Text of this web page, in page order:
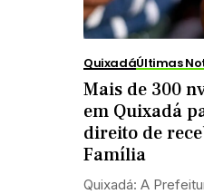
QuixadáÚltimas
Mais de 300
em Quixadá
direito de
Família
Quixadá: A